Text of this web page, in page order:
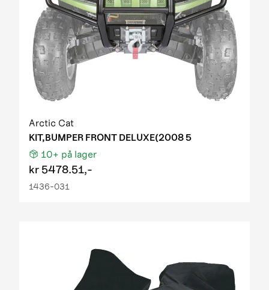
Arctic Cat
KIT,BUMPER FRONT DELUXE(2008 5
10+ på lager
kr 5478.51,-
1436-031